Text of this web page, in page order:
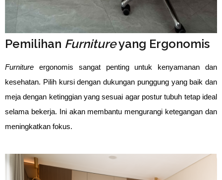
⁠Pemilihan Furnitureyang Ergonomis
Furniture ergonomis sangat penting untuk kenyamanan dan
kesehatan. Pilih kursi dengan dukungan punggung yang baik dan
meja dengan ketinggian yang sesuai agar postur tubuh tetap ideal
selama bekerja. Ini akan membantu mengurangi ketegangan dan
meningkatkan fokus.